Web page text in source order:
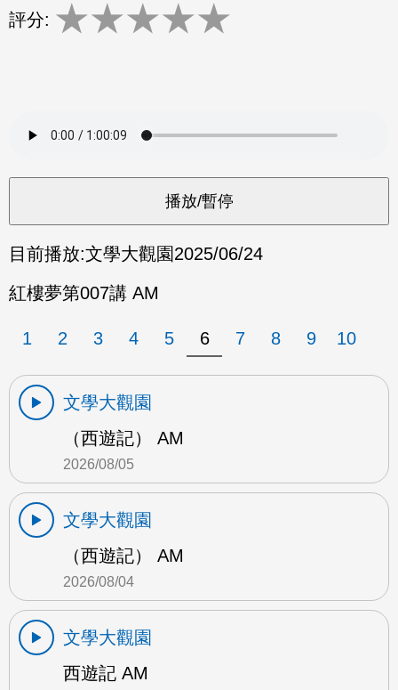
評分: ★★★★★
目前播放:文學大觀園2025/06/24
紅樓夢第007講 AM
1 2 3 4 5 6 7 8 9 10
文學大觀園
（西遊記） AM
2026/08/05
文學大觀園
（西遊記） AM
2026/08/04
文學大觀園
西遊記 AM